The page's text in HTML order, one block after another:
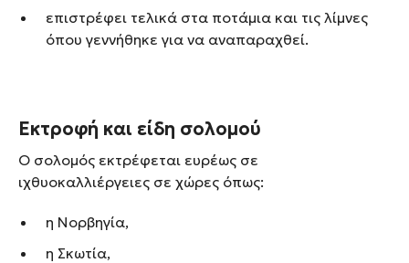
επιστρέφει τελικά στα ποτάμια και τις λίμνες
όπου γεννήθηκε για να αναπαραχθεί.
Εκτροφή και είδη σολομού
Ο σολομός εκτρέφεται ευρέως σε
ιχθυοκαλλιέργειες σε χώρες όπως:
η Νορβηγία,
η Σκωτία,